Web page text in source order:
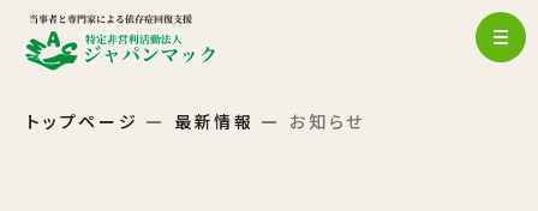
トップページ 最新情報 お知らせ